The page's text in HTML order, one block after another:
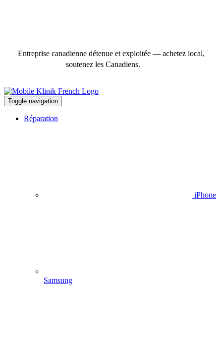
Entreprise canadienne détenue et exploitée — achetez local,
soutenez les Canadiens.
Toggle navigation
Réparation
iPhone
Samsung